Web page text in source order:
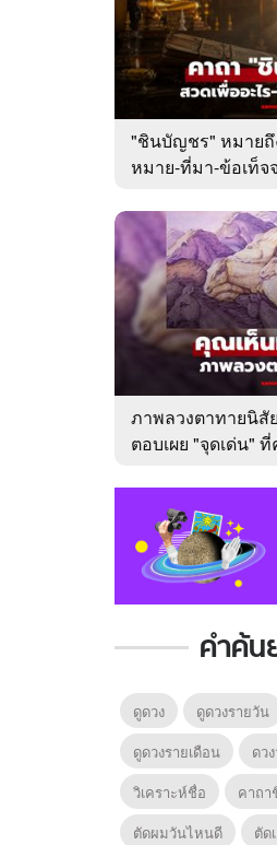
"ชินบัญชร" หมายถึ
หมาย-ที่มา-ข้อเท็จ
ภาพลวงตาทายนิสั
ตอบเผย "จุดเด่น"
คำค้น
ดูดวง ดูดวงรายวัน
ดูดวงรายเดือน
ดว
วิเคราะห์ชื่อ
คาถ
ตัดผมวันไหนดี
ตัด